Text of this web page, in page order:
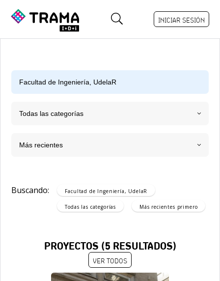
INICIAR SESIÓN
Todas las categorías
Más recientes
Buscando: Facultad de Ingeniería, UdelaR
Todas las categorías Más recientes primero
PROYECTOS (5 RESULTADOS)
VER TODOS